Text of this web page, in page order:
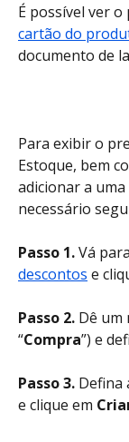
É possível ver
cartão do
documento de
Para exibir o
Estoque, bem
adicionar a
necessário
Passo 1. Vá
descontos e
Passo 2. Dê um
“Compra”) e
Passo 3. Defina
e clique em